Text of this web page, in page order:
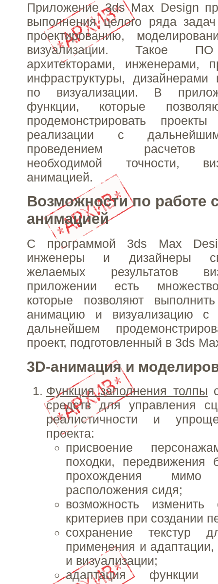
Приложение 3ds Max Design
выполнения целого ряда
проектированию,
визуализации. Такое ПО
архитекторами, инженерами,
инфраструктуры, дизайнерами
по визуализации. В
функции, которые
продемонстрировать
реализации с
проведением расчетов
необходимой точности,
анимацией.
Возможности по работе
анимацией
С программой 3ds Max
инженеры и дизайнеры
желаемых результатов
приложении есть
которые позволяют
анимацию и визуализацию с
дальнейшем
проект, подготовленный в 3ds
3D-анимация и
Функция заполнения толпы
средств для управления
реалистичности и
проекта:
присвоение
походки, передвижения
прохождения
расположения сидя;
возможность изменить
критериев при создании
сохранение текстур
применения и адаптации,
и визуализации;
адаптация функции